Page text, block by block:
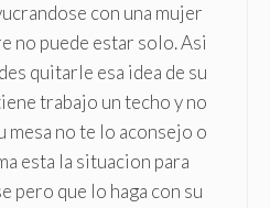
con una mujer
no puede estar solo. Asi
quitarle esa idea de su
trabajo un techo y no
mesa no te lo aconsejo o
esta la situacion para
pero que lo haga con su